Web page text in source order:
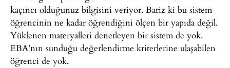
kaçıncı olduğunuz bilgisini veriyor. Bariz ki bu sistem
öğrencinin ne kadar öğrendiğini ölçen bir yapıda değil.
Yüklenen materyalleri denetleyen bir sistem de yok.
EBA’nın sunduğu değerlendirme kriterlerine ulaşabilen
öğrenci de yok.